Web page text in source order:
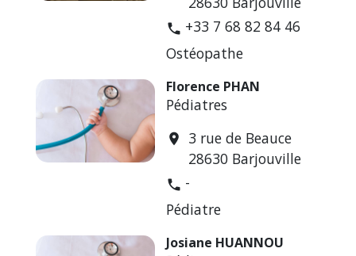
phone +33 7 68 82 84 46
Ostéopathe
Florence PHAN
Pédiatres
location_on
3 rue de Beauce
28630 Barjouville
phone -
Pédiatre
Josiane HUANNOU